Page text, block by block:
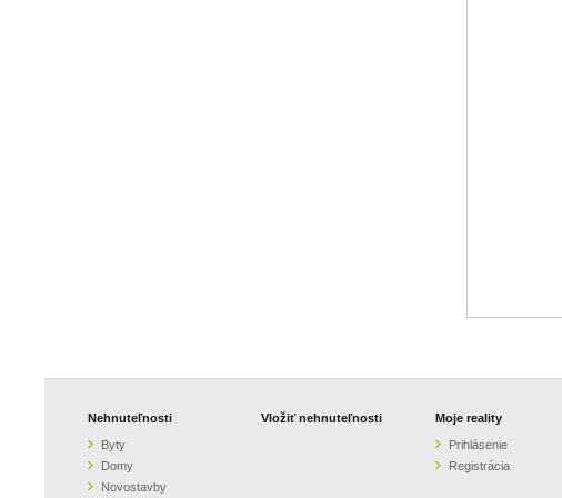
Nehnuteľnosti
Byty
Domy
Novostavby
Vložiť nehnuteľnosti
Moje reality
Prihlásenie
Registrácia